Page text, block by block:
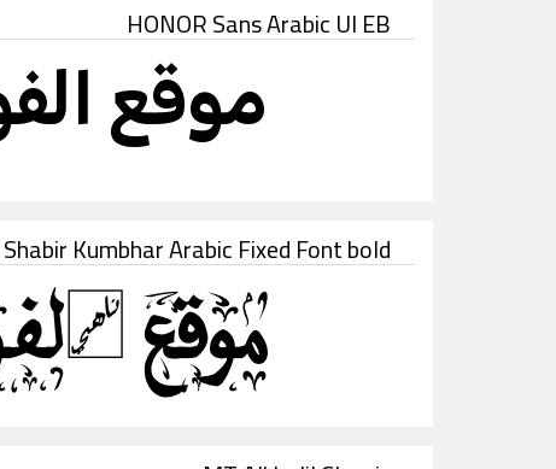
HONOR Sans Arabic UI EB
Kumbhar Arabic Fixed Font bold